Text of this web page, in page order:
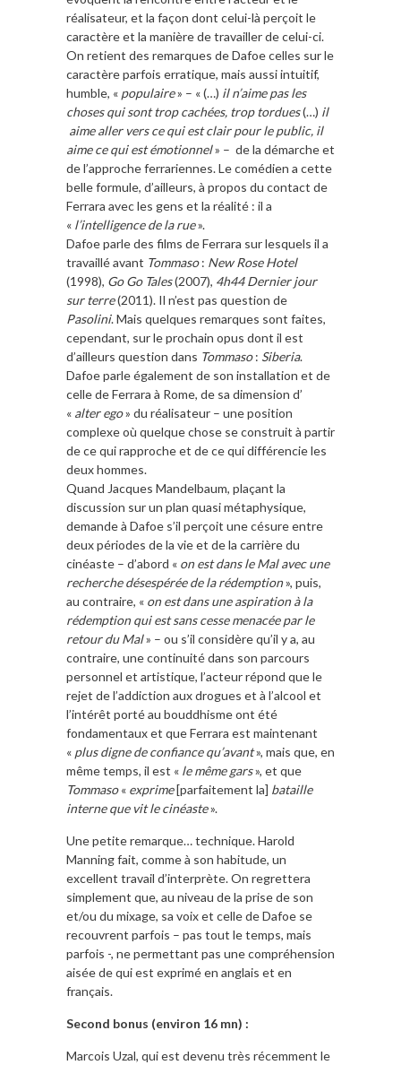
réalisateur, et la façon dont celui-là perçoit le
caractère et la manière de travailler de celui-ci.
On retient des remarques de Dafoe celles sur le
caractère parfois erratique, mais aussi intuitif,
humble, « populaire» – « (…) il n’aime pas les
choses qui sont trop cachées, trop tordues(…) il
aime aller vers ce qui est clair pour le public, il
aime ce qui est émotionnel» – de la démarche et
de l’approche ferrariennes. Le comédien a cette
belle formule, d’ailleurs, à propos du contact de
Ferrara avec les gens et la réalité : il a
« l’intelligence de la rue».
Dafoe parle des films de Ferrara sur lesquels il a
travaillé avant Tommaso: New Rose Hotel
(1998), Go Go Tales(2007), 4h44 Dernier jour
sur terre(2011). Il n’est pas question de
Pasolini. Mais quelques remarques sont faites,
cependant, sur le prochain opus dont il est
d’ailleurs question dans Tommaso: Siberia.
Dafoe parle également de son installation et de
celle de Ferrara à Rome, de sa dimension d’
« alter ego» du réalisateur – une position
complexe où quelque chose se construit à partir
de ce qui rapproche et de ce qui différencie les
deux hommes.
Quand Jacques Mandelbaum, plaçant la
discussion sur un plan quasi métaphysique,
demande à Dafoe s’il perçoit une césure entre
deux périodes de la vie et de la carrière du
cinéaste – d’abord « on est dans le Mal avec une
recherche désespérée de la rédemption», puis,
au contraire, « on est dans une aspiration à la
rédemption qui est sans cesse menacée par le
retour du Mal» – ou s’il considère qu’il y a, au
contraire, une continuité dans son parcours
personnel et artistique, l’acteur répond que le
rejet de l’addiction aux drogues et à l’alcool et
l’intérêt porté au bouddhisme ont été
fondamentaux et que Ferrara est maintenant
« plus digne de confiance qu’avant», mais que, en
même temps, il est « le même gars», et que
Tommaso« exprime[parfaitement la] bataille
interne que vit le cinéaste».
Une petite remarque… technique. Harold
Manning fait, comme à son habitude, un
excellent travail d’interprète. On regrettera
simplement que, au niveau de la prise de son
et/ou du mixage, sa voix et celle de Dafoe se
recouvrent parfois – pas tout le temps, mais
parfois -, ne permettant pas une compréhension
aisée de qui est exprimé en anglais et en
français.
Second bonus (environ 16 mn) :
Marcois Uzal, qui est devenu très récemment le